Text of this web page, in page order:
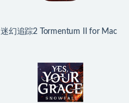
迷幻追踪2 Tormentum II for Mac